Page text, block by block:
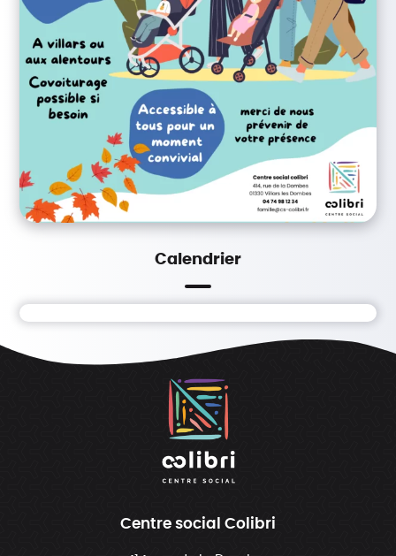
Calendrier
Centre social Colibri